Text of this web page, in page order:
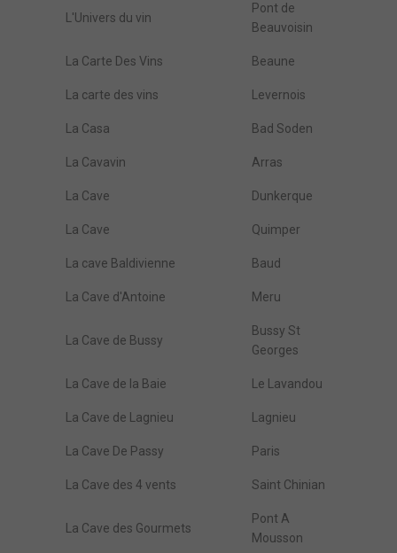
L'Univers du vin
Pont de
Beauvoisin
La Carte Des Vins Beaune
La carte des vins Levernois
La Casa Bad Soden
La Cavavin Arras
La Cave Dunkerque
La Cave Quimper
La cave Baldivienne Baud
La Cave d'Antoine Meru
La Cave de Bussy
Bussy St
Georges
La Cave de la Baie Le Lavandou
La Cave de Lagnieu Lagnieu
La Cave De Passy Paris
La Cave des 4 vents Saint Chinian
La Cave des Gourmets
Pont A
Mousson